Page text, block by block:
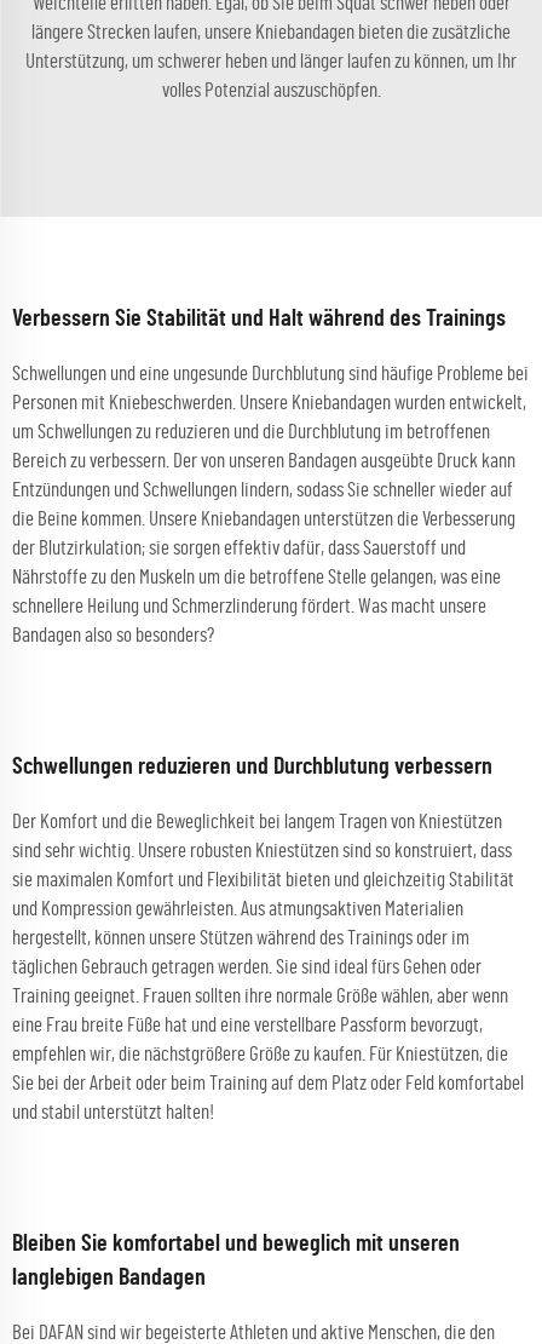
längere Strecken laufen, unsere Kniebandagen bieten die zusätzliche
Unterstützung, um schwerer heben und länger laufen zu können, um Ihr
volles Potenzial auszuschöpfen.
Verbessern Sie Stabilität und Halt während des Trainings
Schwellungen und eine ungesunde Durchblutung sind häufige Probleme bei
Personen mit Kniebeschwerden. Unsere Kniebandagen wurden entwickelt,
um Schwellungen zu reduzieren und die Durchblutung im betroffenen
Bereich zu verbessern. Der von unseren Bandagen ausgeübte Druck kann
Entzündungen und Schwellungen lindern, sodass Sie schneller wieder auf
die Beine kommen. Unsere Kniebandagen unterstützen die Verbesserung
der Blutzirkulation; sie sorgen effektiv dafür, dass Sauerstoff und
Nährstoffe zu den Muskeln um die betroffene Stelle gelangen, was eine
schnellere Heilung und Schmerzlinderung fördert. Was macht unsere
Bandagen also so besonders?
Schwellungen reduzieren und Durchblutung verbessern
Der Komfort und die Beweglichkeit bei langem Tragen von Kniestützen
sind sehr wichtig. Unsere robusten Kniestützen sind so konstruiert, dass
sie maximalen Komfort und Flexibilität bieten und gleichzeitig Stabilität
und Kompression gewährleisten. Aus atmungsaktiven Materialien
hergestellt, können unsere Stützen während des Trainings oder im
täglichen Gebrauch getragen werden. Sie sind ideal fürs Gehen oder
Training geeignet. Frauen sollten ihre normale Größe wählen, aber wenn
eine Frau breite Füße hat und eine verstellbare Passform bevorzugt,
empfehlen wir, die nächstgrößere Größe zu kaufen. Für Kniestützen, die
Sie bei der Arbeit oder beim Training auf dem Platz oder Feld komfortabel
und stabil unterstützt halten!
Bleiben Sie komfortabel und beweglich mit unseren
langlebigen Bandagen
Bei DAFAN sind wir begeisterte Athleten und aktive Menschen, die den